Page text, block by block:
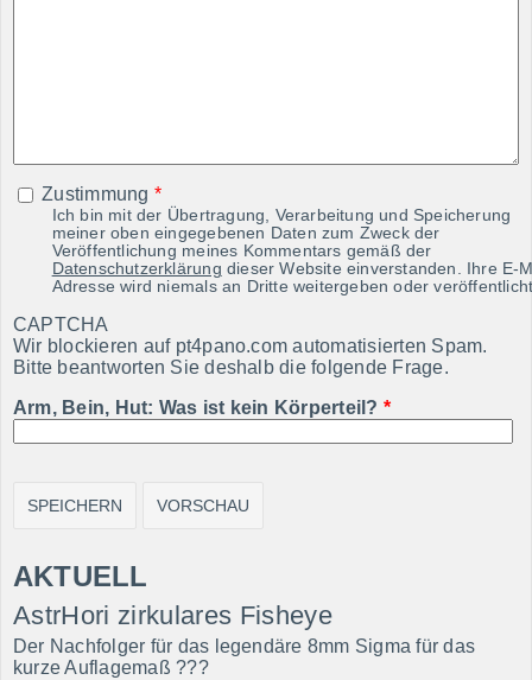
Zustimmung *
Ich bin mit der Übertragung, Verarbeitung und Speicherung
meiner oben eingegebenen Daten zum Zweck der
Veröffentlichung meines Kommentars gemäß der
Datenschutzerklärung dieser Website einverstanden. Ihre E-
Adresse wird niemals an Dritte weitergeben oder
CAPTCHA
Wir blockieren auf pt4pano.com automatisierten Spam.
Bitte beantworten Sie deshalb die folgende Frage.
Arm, Bein, Hut: Was ist kein Körperteil? *
AKTUELL
AstrHori zirkulares Fisheye
Der Nachfolger für das legendäre 8mm Sigma für das
kurze Auflagemaß ???